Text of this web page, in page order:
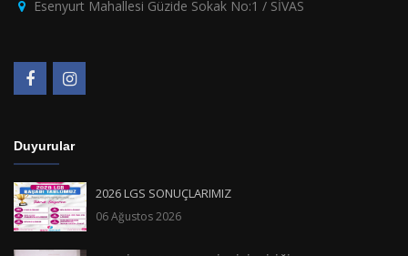
Esenyurt Mahallesi Güzide Sokak No:1 / SİVAS
Duyurular
2026 LGS SONUÇLARIMIZ
06 Ağustos 2026